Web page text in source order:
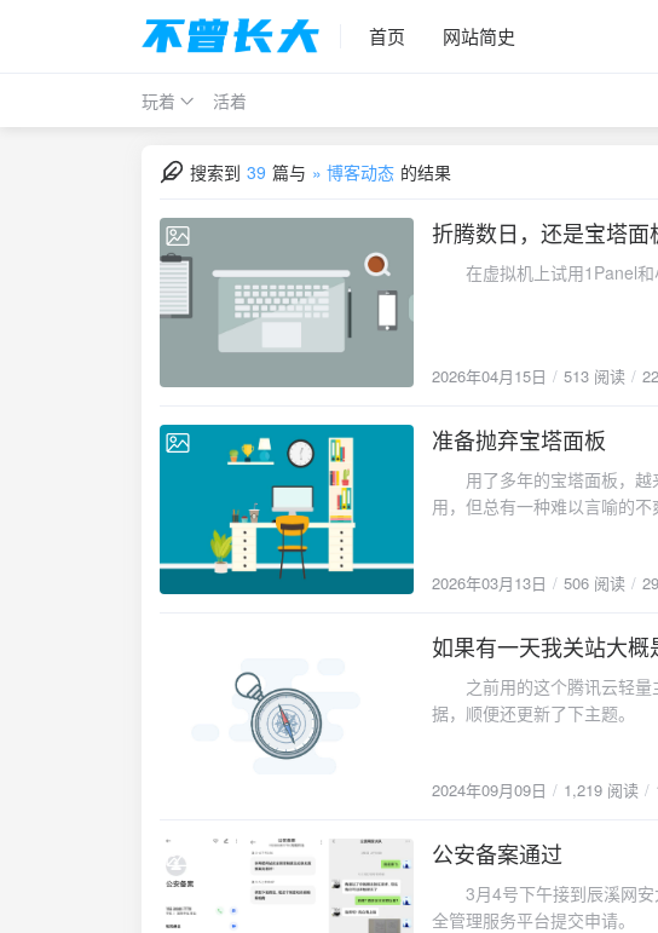
首页 网站简史
玩着 活着
搜索到 39 篇与 » 博客动态 的结果
2026-04-15
折腾数日，还是宝塔面
在虚拟机上试用1Panel和
2026年04月15日 513 阅读
2026-03-13
准备抛弃宝塔面板
用了多年的宝塔面板，越
用，但总有一种难以言喻的不
2026年03月13日 506 阅读
2024-09-09
如果有一天我关站大
之前用的这个腾讯云轻量
据，顺便还更新了下主题。
2024年09月09日 1,219 阅读
2024-04-12
公安备案通过
3月4号下午接到辰溪网安
全管理服务平台提交申请。